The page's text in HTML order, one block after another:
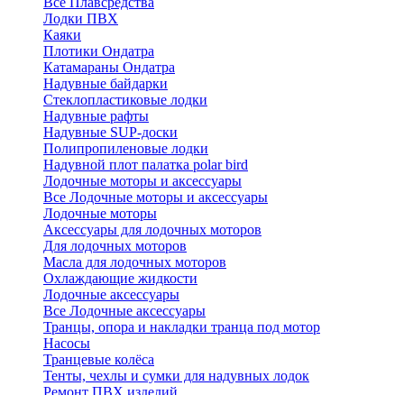
Лодки ПВХ
Каяки
Плотики Ондатра
Катамараны Ондатра
Надувные байдарки
Стеклопластиковые лодки
Надувные рафты
Надувные SUP-доски
Полипропиленовые лодки
Надувной плот палатка polar bird
Лодочные моторы и аксессуары
Все Лодочные моторы и аксессуары
Лодочные моторы
Аксессуары для лодочных моторов
Для лодочных моторов
Масла для лодочных моторов
Охлаждающие жидкости
Лодочные аксессуары
Все Лодочные аксессуары
Транцы, опора и накладки транца под мотор
Насосы
Транцевые колёса
Тенты, чехлы и сумки для надувных лодок
Ремонт ПВХ изделий